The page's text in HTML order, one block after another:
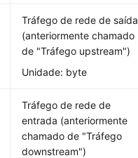
Tráfego de rede de saída
(anteriormente chamado
de "Tráfego upstream")
Unidade: byte
Tráfego de rede de
entrada (anteriormente
chamado de "Tráfego
downstream")